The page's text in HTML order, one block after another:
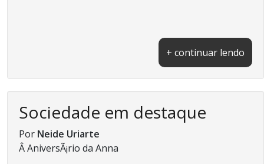
+ continuar lendo
Sociedade em destaque
Por Neide Uriarte
Â AniversÃ¡rio da Anna